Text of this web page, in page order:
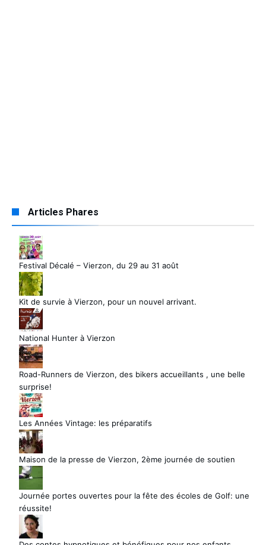
Articles Phares
Festival Décalé – Vierzon, du 29 au 31 août
Kit de survie à Vierzon, pour un nouvel arrivant.
National Hunter à Vierzon
Road-Runners de Vierzon, des bikers accueillants , une belle
surprise!
Les Années Vintage: les préparatifs
Maison de la presse de Vierzon, 2ème journée de soutien
Journée portes ouvertes pour la fête des écoles de Golf: une
réussite!